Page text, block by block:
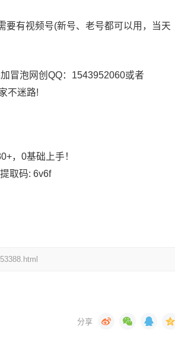
要有视频号(新号、老号都可以用，当天
冒泡网创QQ：1543952060或者
不迷路!
，0基础上手！
取码: 6v6f